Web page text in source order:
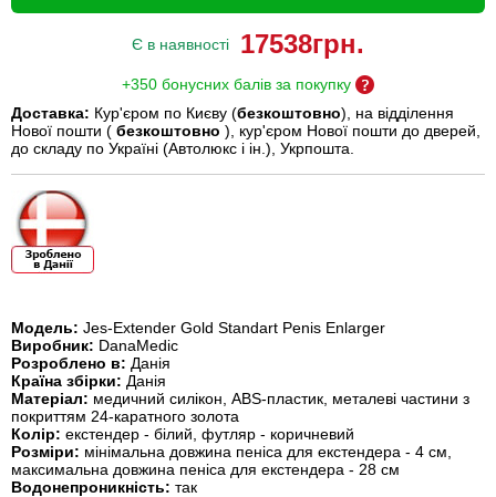
Є в наявності 17538грн.
+350 бонусних балів за покупку
Доставка: Кур'єром по Києву (безкоштовно), на відділення
Нової пошти ( безкоштовно ), кур'єром Нової пошти до дверей,
до складу по Україні (Автолюкс і ін.), Укрпошта.
Модель: Jes-Extender Gold Standart Penis Enlarger
Виробник: DanaMedic
Розроблено в: Данія
Країна збірки: Данія
Матеріал: медичний силікон, ABS-пластик, металеві частини з
покриттям 24-каратного золота
Колір: екстендер - білий, футляр - коричневий
Розміри: мінімальна довжина пеніса для екстендера - 4 см,
максимальна довжина пеніса для екстендера - 28 см
Водонепроникність: так